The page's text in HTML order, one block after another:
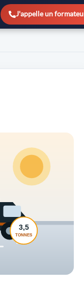
J'appelle un